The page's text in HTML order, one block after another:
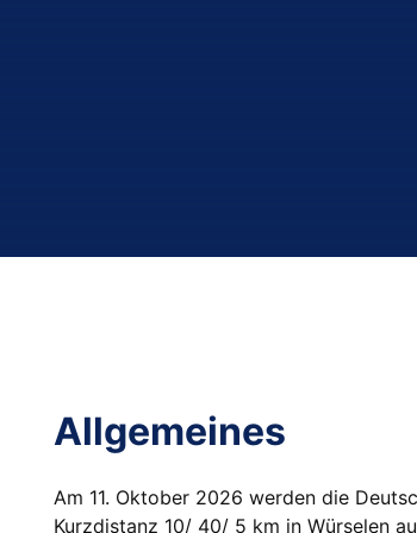
Allgemeines
Am 11. Oktober 2026 werden die
Kurzdistanz 10/ 40/ 5 km in Würselen